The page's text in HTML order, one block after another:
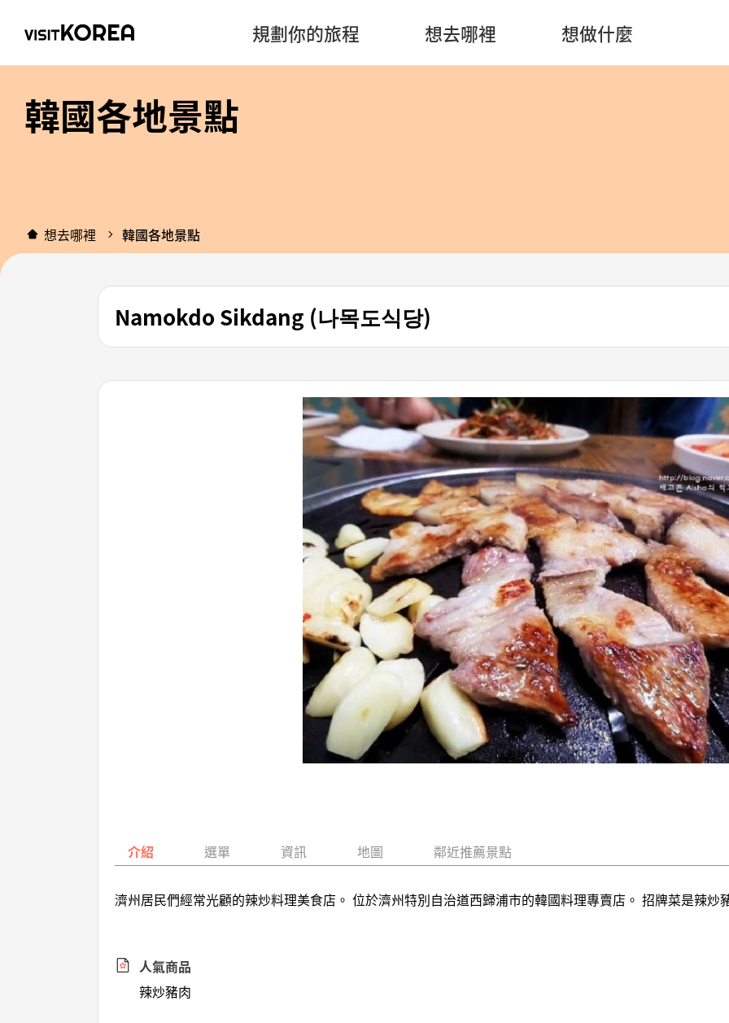
規劃你的旅程 想去哪裡 想做什麼
韓國各地景點
想去哪裡 韓國各地景點
Namokdo Sikdang (나목도식당)
介紹 選單 資訊 地圖 鄰近推薦景點
濟州居民們經常光顧的辣炒料理美食店。 位於濟州特別自治道西歸浦市的韓國料理專賣店。 招牌菜是辣炒
人氣商品
辣炒豬肉